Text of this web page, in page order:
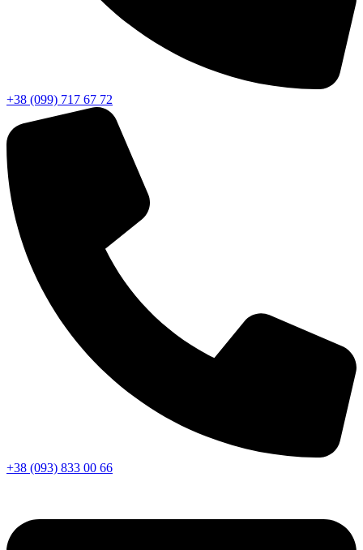
+38 (099) 717 67 72
+38 (093) 833 00 66